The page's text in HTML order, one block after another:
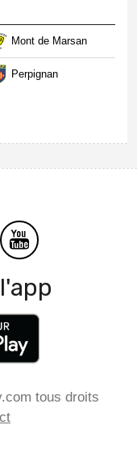
Mont de Marsan
Perpignan
tous droits